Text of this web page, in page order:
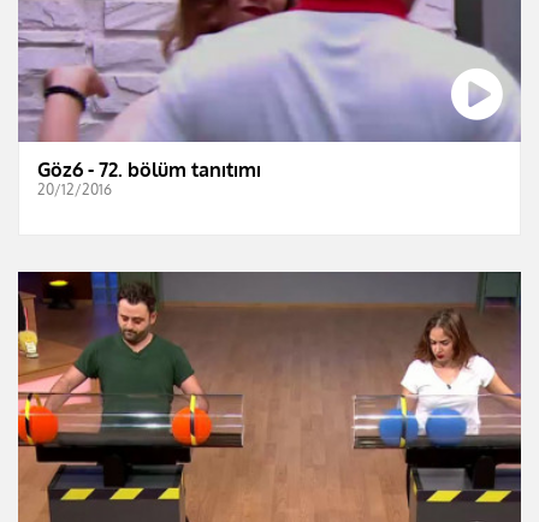
Göz6 - 72. bölüm tanıtımı
20/12/2016